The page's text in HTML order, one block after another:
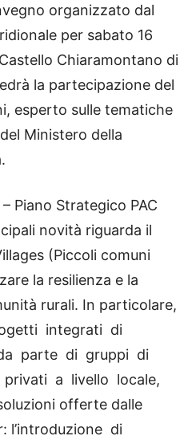
organizzato dal
per sabato 16
Chiaramontano di
la partecipazione del
esperto sulle tematiche
Ministero della
Piano Strategico PAC
novità riguarda il
(Piccoli comuni
la resilienza e la
rurali. In particolare,
integrati di
parte di gruppi di
a livello locale,
offerte dalle
l’introduzione di